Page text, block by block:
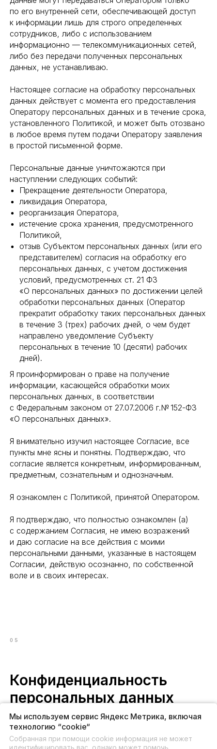
Мы используем сервис Яндекс Метрика, включая
технологию “cookie“
Собранная при помощи cookie информация не может
по его внутренней сети, обеспечивающей доступ
к информации лишь для строго определенных
сотрудников, либо с использованием
информационно — телекоммуникационных сетей,
либо без передачи полученных персональных
данных, не устанавливаю.
Настоящее согласие на обработку персональных
данных действует с момента его предоставления
Оператору персональных данных и в течение срока,
установленного Политикой, и может быть отозвано
в любое время путем подачи Оператору заявления
в простой письменной форме.
Персональные данные уничтожаются при
наступлении следующих событий:
Прекращение деятельности Оператора,
ликвидация Оператора,
реорганизация Оператора,
истечение срока хранения, предусмотренного
Политикой,
отзыв Субъектом персональных данных (или его
представителем) согласия на обработку его
персональных данных, с учетом достижения
условий, предусмотренных ст. 21 ФЗ
«О персональных данных» по достижении целей
обработки персональных данных (Оператор
прекратит обработку таких персональных данных
в течение 3 (трех) рабочих дней, о чем будет
направлено уведомление Субъекту
персональных в течение 10 (десяти) рабочих
дней).
Я проинформирован о праве на получение
информации, касающейся обработки моих
персональных данных, в соответствии
с Федеральным законом от 27.07.2006 г.№ 152-ФЗ
«О персональных данных».
Я внимательно изучил настоящее Согласие, все
пункты мне ясны и понятны. Подтверждаю, что
согласие является конкретным, информированным,
предметным, сознательным и однозначным.
Я ознакомлен с Политикой, принятой Оператором.
Я подтверждаю, что полностью ознакомлен (а)
с содержанием Согласия, не имею возражений
и даю согласие на все действия с моими
персональными данными, указанные в настоящем
Согласии, действую осознанно, по собственной
воле и в своих интересах.
05
Конфиденциальность
персональных данных
к персональным данным, обязаны не раскрывать